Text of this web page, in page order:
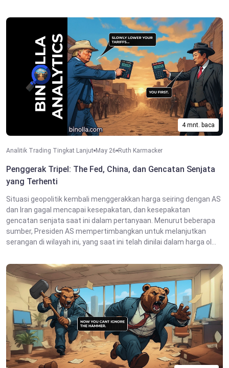
4 mnt. baca
Analitik Trading Tingkat Lanjut May 26 Ruth Karmacker
Penggerak Tripel: The Fed, China, dan Gencatan Senjata
yang Terhenti
Situasi geopolitik kembali menggerakkan harga seiring dengan AS
dan Iran gagal mencapai kesepakatan, dan kesepakatan
gencatan senjata saat ini dalam pertanyaan. Menurut beberapa
sumber, Presiden AS mempertimbangkan untuk melanjutkan
serangan di wilayah ini, yang saat ini telah dinilai dalam harga ol...